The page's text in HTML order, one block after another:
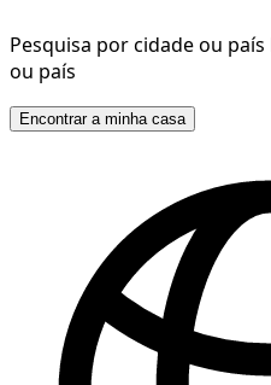
Pesquisa por cidade ou país
ou país
Encontrar a minha casa